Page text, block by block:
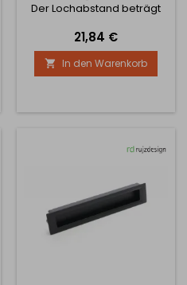
Der Lochabstand beträgt
Befestigungsloch ist 200 x
38 mm groß und 14,5 mm
tief.
Preis
21,84 €
 In den Warenkorb